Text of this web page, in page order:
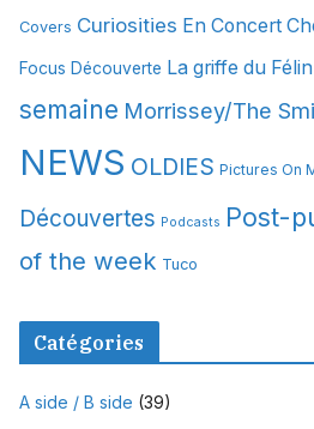
e
Covers Curiosities En Concert
Focus Découverte La griffe du Félin
semaine Morrissey/The
NEWS OLDIES Pictures On
Découvertes Podcasts Post-
of the week Tuco
Catégories
A side / B side (39)